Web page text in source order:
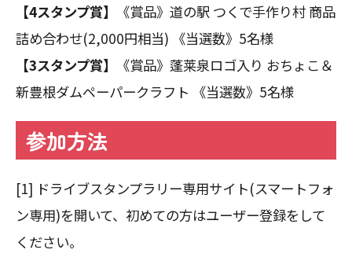
【4スタンプ賞】
《賞品》道の駅 つくで手作り村 商品
詰め合わせ(2,000円相当) 《当選数》5名様
【3スタンプ賞】
《賞品》蓬莱泉ロゴ入り おちょこ＆
新豊根ダムペーパークラフト 《当選数》5名様
参加方法
[1] ドライブスタンプラリー専用サイト(スマートフォ
ン専用)を開いて、初めての方はユーザー登録をして
ください。